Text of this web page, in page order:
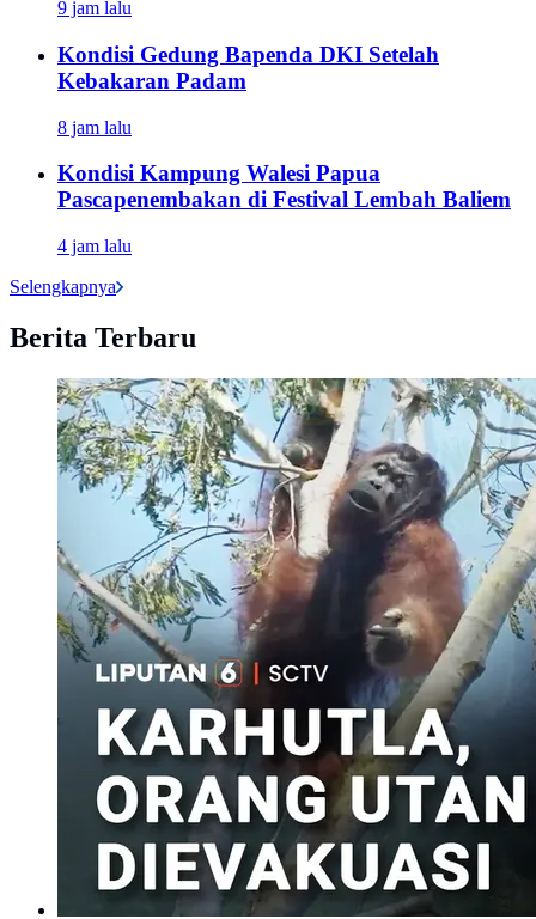
9 jam lalu
Kondisi Gedung Bapenda DKI Setelah
Kebakaran Padam
8 jam lalu
Kondisi Kampung Walesi Papua
Pascapenembakan di Festival Lembah Baliem
4 jam lalu
Selengkapnya
Berita Terbaru